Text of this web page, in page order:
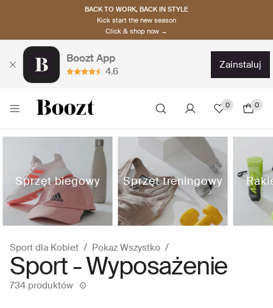
BACK TO WORK, BACK IN STYLE
Kick start the new season
Click & shop now →
Boozt App
4.6
zainstaluj
0 0
Sprzęt biegowy Sprzęt treningowy
Sport dla Kobiet Pokaz Wszystko
Sport - Wyposażenie
734 produktów